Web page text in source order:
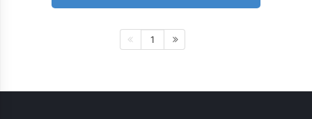
1